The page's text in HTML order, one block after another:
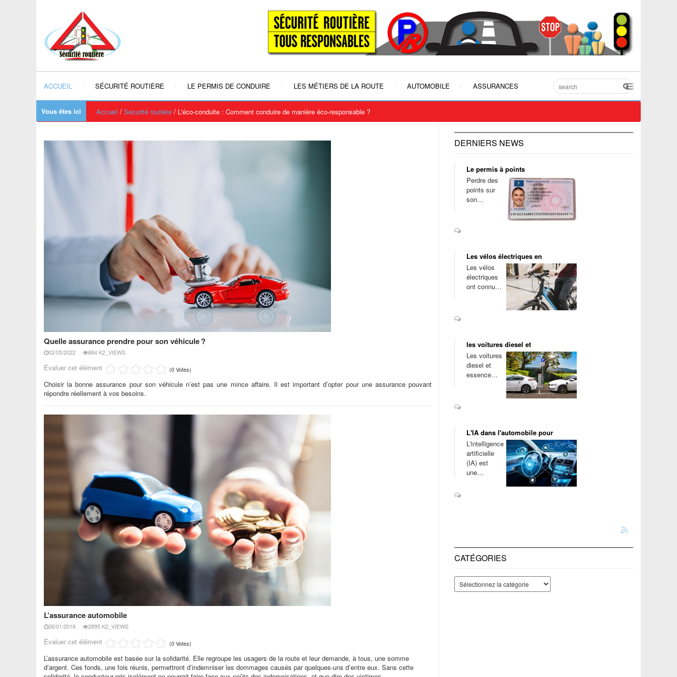
ACCUEIL SÉCURITÉ ROUTIÈRE LE PERMIS DE CONDUIRE LES MÉTIERS DE LA ROUTE AUTOMOBILE ASSURANCES
Vous êtes ici Accueil / Sécurité routière / L'éco-conduite : Comment conduire de manière éco-responsable ?
Quelle assurance prendre pour son véhicule ?
02/05/2022 884 K2_VIEWS
Évaluer cet élément (0 Votes)
Choisir la bonne assurance pour son véhicule n’est pas une mince affaire. Il est important d’opter pour une assurance pouvant
répondre réellement à vos besoins.
L’assurance automobile
26/01/2018 2895 K2_VIEWS
Évaluer cet élément (0 Votes)
L’assurance automobile est basée sur la solidarité. Elle regroupe les usagers de la route et leur demande, à tous, une somme
d’argent. Ces fonds, une fois réunis, permettront d’indemniser les dommages causés par quelques-uns d’entre eux. Sans cette
DERNIERS NEWS
Le permis à points
Perdre des
points sur
son…
Les vélos électriques en
Les vélos
électriques
ont connu…
les voitures diesel et
Les voitures
diesel et
essence…
L'IA dans l'automobile pour
L'intelligence
artificielle
(IA) est
une…
CATÉGORIES